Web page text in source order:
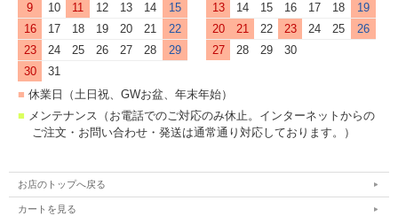
9
10 11 12 13 14
15
16
17 18 19 20 21
22
23
24 25 26 27 28
29
30
31
13
14 15 16 17 18
19
20
21 22 23 24 25
26
27
28 29 30
■ 休業日（土日祝、GWお盆、年末年始）
■ メンテナンス（お電話でのご対応のみ休止。インターネットからの
ご注文・お問い合わせ・発送は通常通り対応しております。）
お店のトップへ戻る
カートを見る